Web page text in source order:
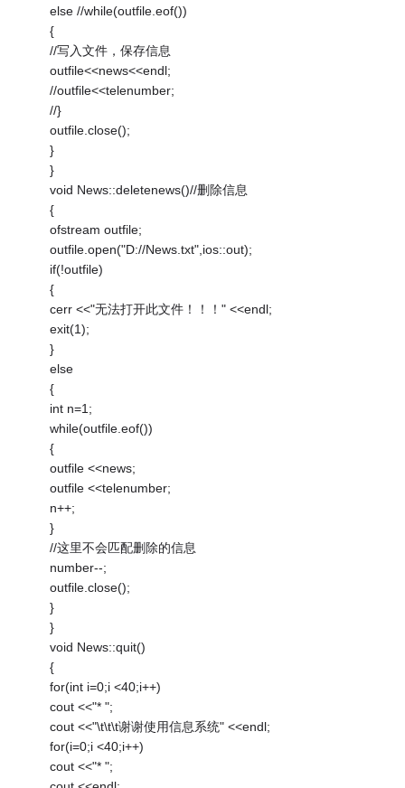
else //while(outfile.eof())
{
//写入文件，保存信息
outfile<<news<<endl;
//outfile<<telenumber;
//}
outfile.close();
}
}
void News::deletenews()//删除信息
{
ofstream outfile;
outfile.open("D://News.txt",ios::out);
if(!outfile)
{
cerr <<"无法打开此文件！！！" <<endl;
exit(1);
}
else
{
int n=1;
while(outfile.eof())
{
outfile <<news;
outfile <<telenumber;
n++;
}
//这里不会匹配删除的信息
number--;
outfile.close();
}
}
void News::quit()
{
for(int i=0;i <40;i++)
cout <<"* ";
cout <<"\t\t\t谢谢使用信息系统" <<endl;
for(i=0;i <40;i++)
cout <<"* ";